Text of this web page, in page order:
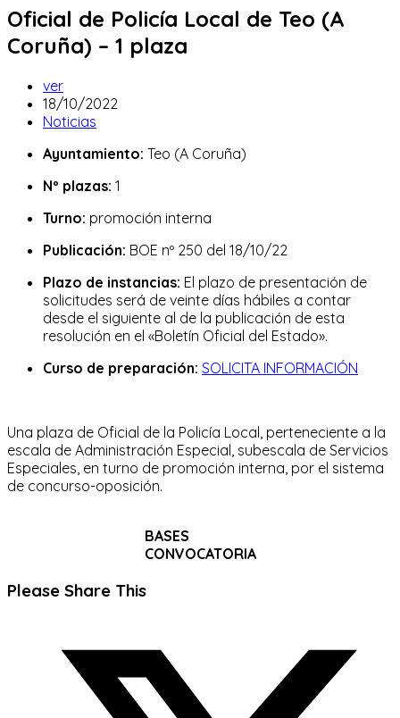
Oficial de Policía Local de Teo (A
Coruña) – 1 plaza
Autor
de
la
ver
Publicación
de
entrada:
18/10/2022
Categoría
la
Noticias
Ayuntamiento: Teo (A Coruña)
Nº plazas: 1
Turno: promoción interna
Publicación: BOE nº 250 del 18/10/22
Plazo de instancias: El plazo de presentación de
solicitudes será de veinte días hábiles a contar
desde el siguiente al de la publicación de esta
resolución en el «Boletín Oficial del Estado».
Curso de preparación: SOLICITA INFORMACIÓN
Una plaza de Oficial de la Policía Local, perteneciente a la
escala de Administración Especial, subescala de Servicios
Especiales, en turno de promoción interna, por el sistema
de concurso-oposición.
BASES
CONVOCATORIA
Please Share ThisCompartir